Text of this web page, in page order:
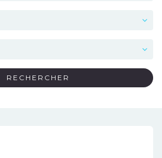
RECHERCHER